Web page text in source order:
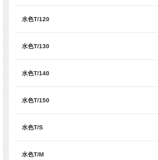
水色T/120
水色T/130
水色T/140
水色T/150
水色T/S
水色T/M